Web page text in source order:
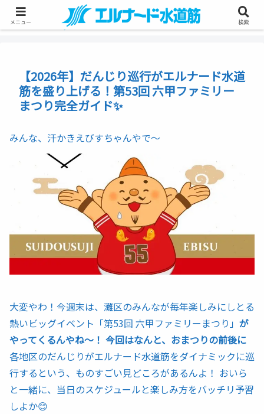
【2026年】だんじり巡行がエルナード水道
筋を盛り上げる！第53回 六甲ファミリー
まつり完全ガイド✨
みんな、汗かきえびすちゃんやで～
大変やわ！今週末は、灘区のみんなが毎年楽しみにしとる
熱いビッグイベント「第53回 六甲ファミリーまつり」 が
やってくるんやね〜！ 今回はなんと、おまつりの前後に
各地区のだんじりがエルナード水道筋をダイナミックに巡
行するという、ものすごい見どころがあるんよ！ おいら
と一緒に、当日のスケジュールと楽しみ方をバッチリ予習
しよか😊
メニュー 検索